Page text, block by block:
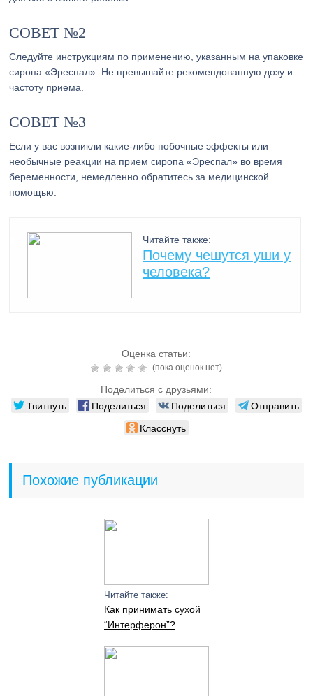
СОВЕТ №2
Следуйте инструкциям по применению, указанным на упаковке
сиропа «Эреспал». Не превышайте рекомендованную дозу и
частоту приема.
СОВЕТ №3
Если у вас возникли какие-либо побочные эффекты или
необычные реакции на прием сиропа «Эреспал» во время
беременности, немедленно обратитесь за медицинской
помощью.
Читайте также:
Почему чешутся уши у
человека?
Оценка статьи:
(пока оценок нет)
Поделиться с друзьями:
Твитнуть Поделиться Поделиться
Отправить
Класснуть
Похожие публикации
Читайте также:
Как принимать сухой
“Интерферон”?